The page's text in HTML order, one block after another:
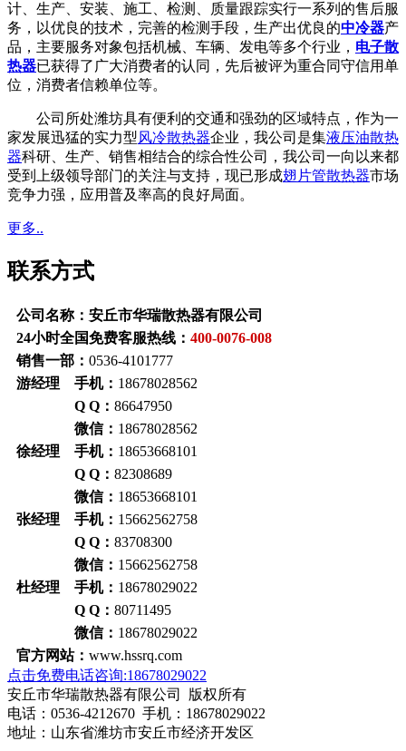
计、生产、安装、施工、检测、质量跟踪实行一系列的售后服
务，以优良的技术，完善的检测手段，生产出优良的中冷器产
品，主要服务对象包括机械、车辆、发电等多个行业， 电子散
热器已获得了广大消费者的认同，先后被评为重合同守信用单
位，消费者信赖单位等。
公司所处潍坊具有便利的交通和强劲的区域特点，作为一
家发展迅猛的实力型风冷散热器企业，我公司是集液压油散热
器科研、生产、销售相结合的综合性公司，我公司一向以来都
受到上级领导部门的关注与支持，现已形成翅片管散热器市场
竞争力强，应用普及率高的良好局面。
更多..
联系方式
公司名称：安丘市华瑞散热器有限公司
24小时全国免费客服热线： 400-0076-008
销售一部： 0536-4101777
游经理 手机： 18678028562
Q Q： 86647950
微信： 18678028562
徐经理 手机： 18653668101
Q Q： 82308689
微信： 18653668101
张经理 手机： 15662562758
Q Q： 83708300
微信： 15662562758
杜经理 手机： 18678029022
Q Q： 80711495
微信： 18678029022
官方网站： www.hssrq.com
点击免费电话咨询:18678029022
安丘市华瑞散热器有限公司 版权所有
电话：0536-4212670 手机：18678029022
地址：山东省潍坊市安丘市经济开发区